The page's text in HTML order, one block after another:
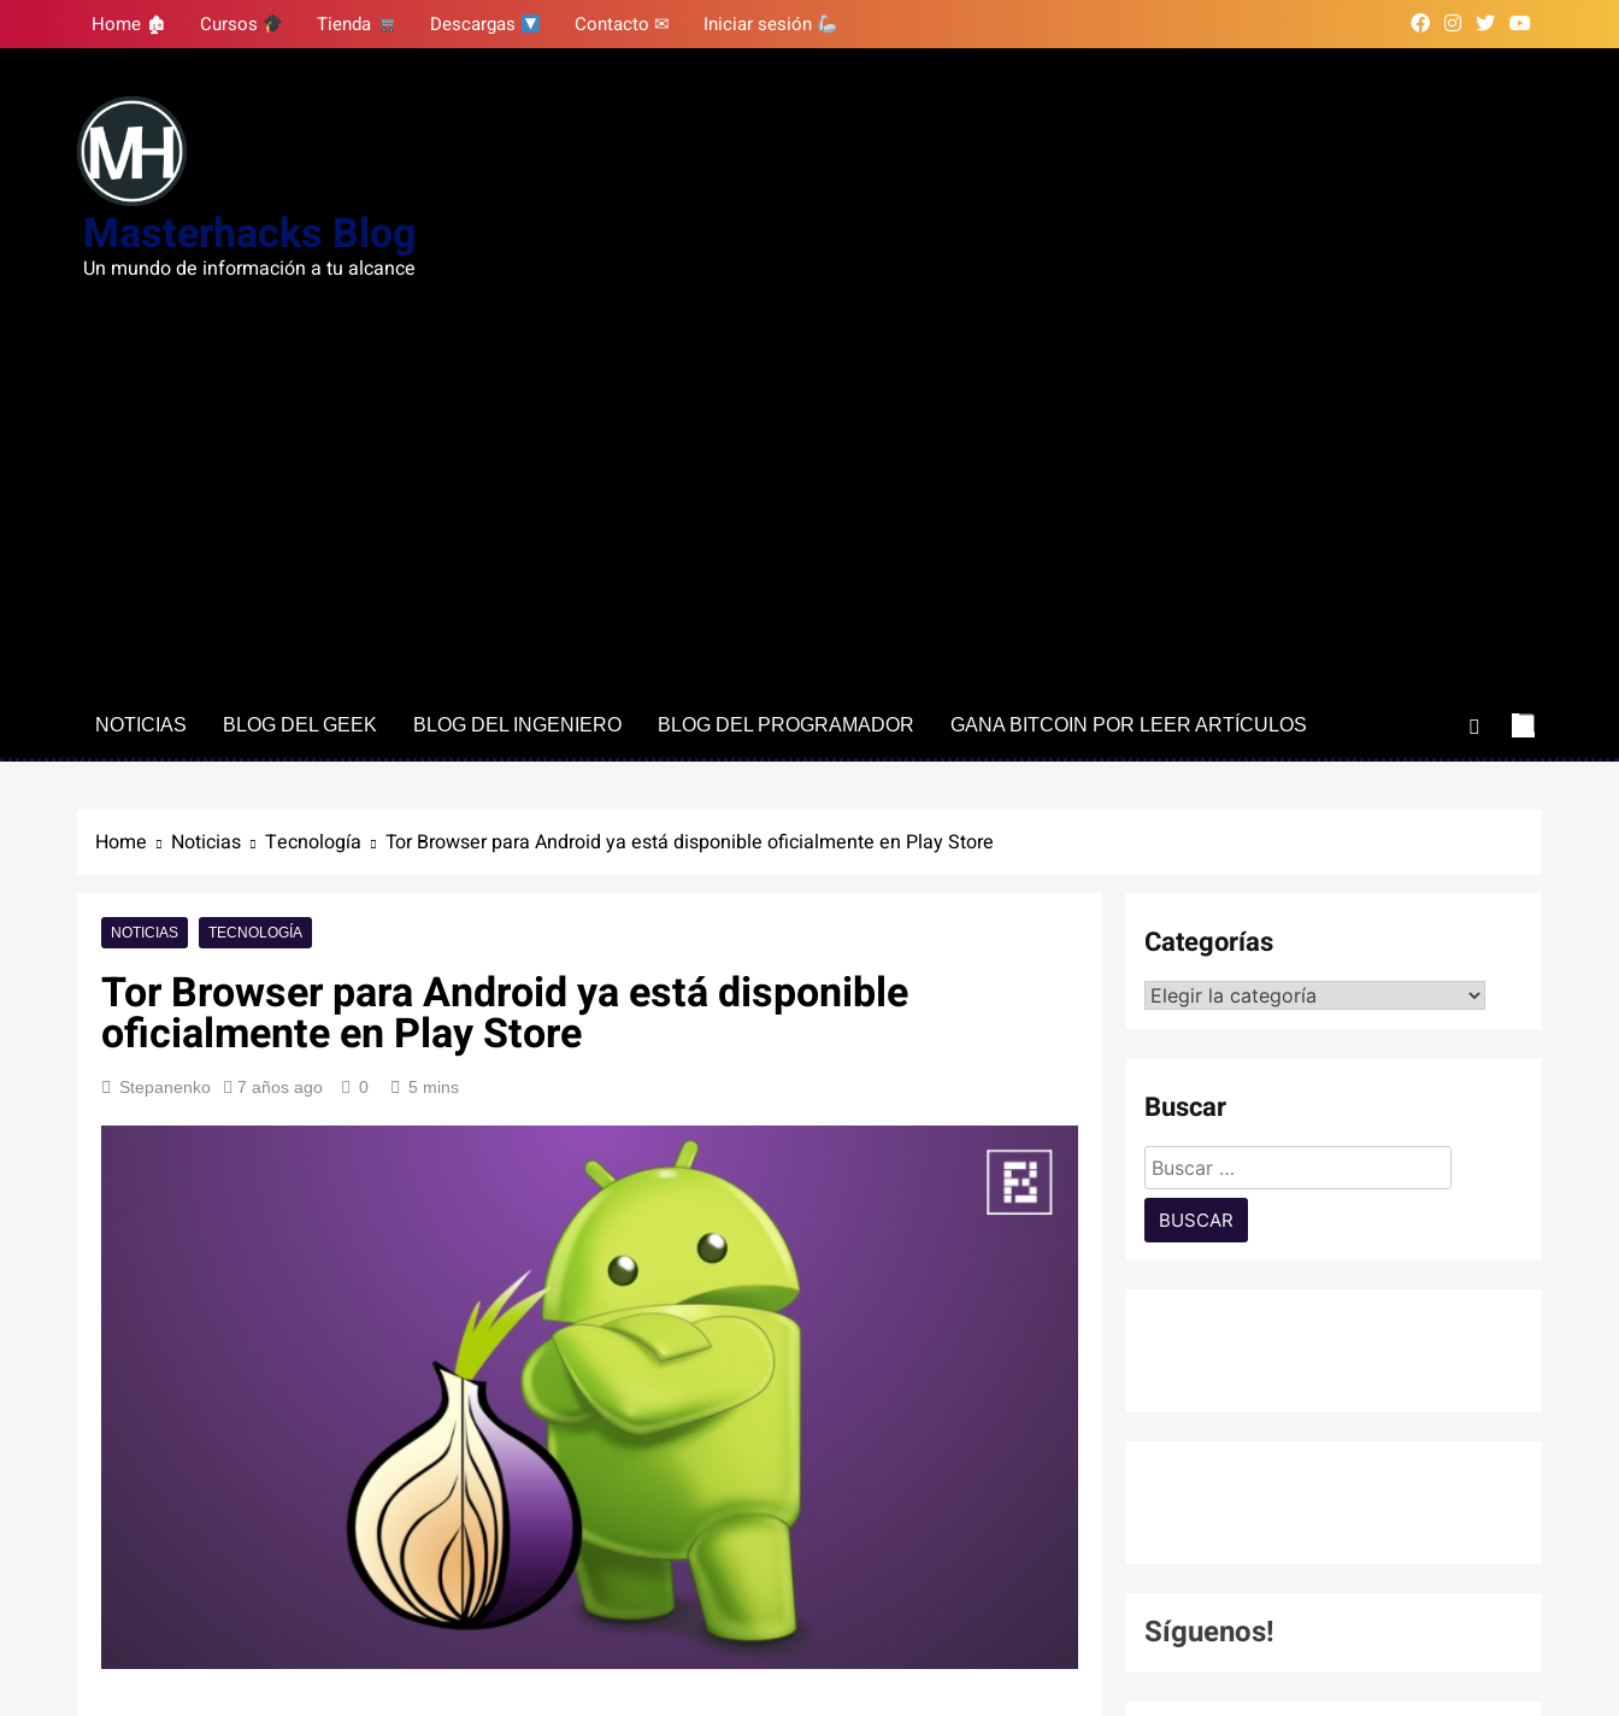
to
Home 🏚 Cursos Tienda Descargas Contacto ✉ Iniciar sesión
Masterhacks Blog
Un mundo de información a tu alcance
NOTICIAS BLOG DEL GEEK BLOG DEL INGENIERO BLOG DEL PROGRAMADOR GANA BITCOIN POR LEER ARTÍCULOS
Home Noticias Tecnología Tor Browser para Android ya está disponible oficialmente en Play Store
NOTICIAS TECNOLOGÍA
Tor Browser para Android ya está disponible
oficialmente en Play Store
Stepanenko 7 años ago 0 5 mins
Categorías
Categorías
Buscar
Buscar:
Síguenos!